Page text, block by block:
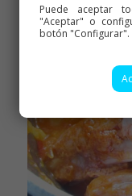
Puede aceptar
"Aceptar" o
botón "Configurar".